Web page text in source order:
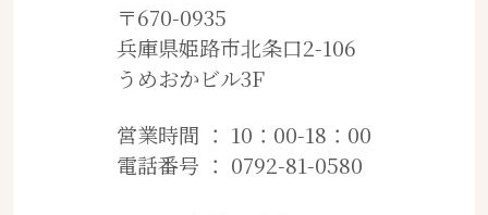
〒670-0935
兵庫県姫路市北条口2-106
うめおかビル3F
営業時間 ： 10：00-18：00
電話番号 ： 0792-81-0580